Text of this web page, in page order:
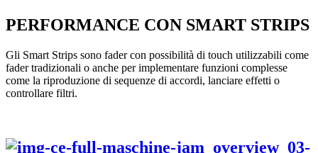
PERFORMANCE CON SMART STRIPS
Gli Smart Strips sono fader con possibilità di touch utilizzabili come
fader tradizionali o anche per implementare funzioni complesse
come la riproduzione di sequenze di accordi, lanciare effetti o
controllare filtri.